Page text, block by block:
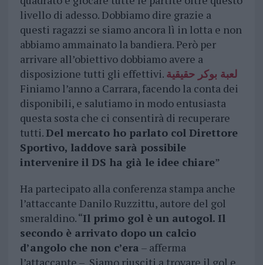
livello di adesso. Dobbiamo dire grazie a
questi ragazzi se siamo ancora lì in lotta e non
abbiamo ammainato la bandiera. Però per
arrivare all’obiettivo dobbiamo avere a
disposizione tutti gli effettivi. لعبة بوكر حقيقية
Finiamo l’anno a Carrara, facendo la conta dei
disponibili, e salutiamo in modo entusiasta
questa sosta che ci consentirà di recuperare
tutti.Del mercato ho parlato col Direttore
Sportivo, laddove sarà possibile
intervenire il DS ha già le idee chiare”
Ha partecipato alla conferenza stampa anche
l’attaccante Danilo Ruzzittu, autore del gol
smeraldino.“Il primo gol è un autogol. Il
secondo è arrivato dopo un calcio
d’angolo che non c’era – afferma